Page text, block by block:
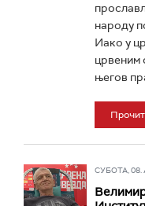
народу
Иако у
црвеним
његов
СУБОТА, 08.
Велимир